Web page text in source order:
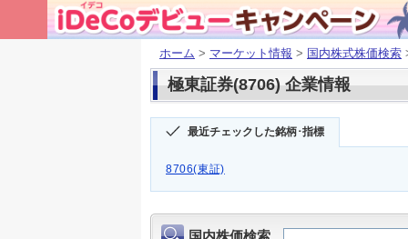
ホーム > マーケット情報 > 国内株式株価検索
極東証券(8706) 企業情報
最近チェックした銘柄･指標
8706(東証)